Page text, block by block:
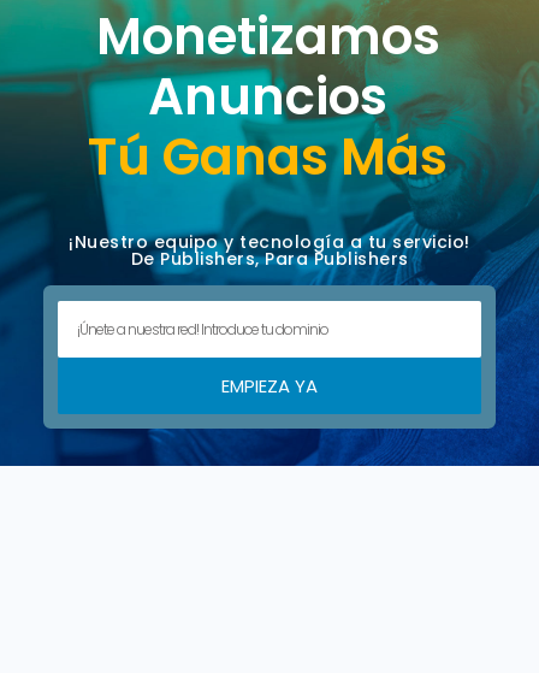
Monetizamos
Anuncios
Tú Ganas Más
¡Nuestro equipo y tecnología a tu servicio!
De Publishers, Para Publishers
EMPIEZA YA